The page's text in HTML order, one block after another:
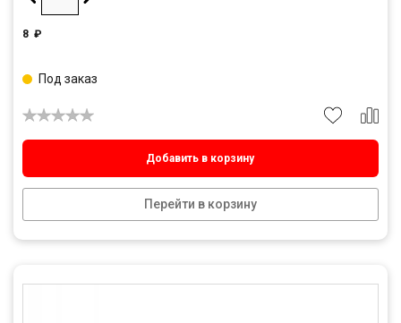
8 ₽
Добавить в корзину
Перейти в корзину
Под заказ